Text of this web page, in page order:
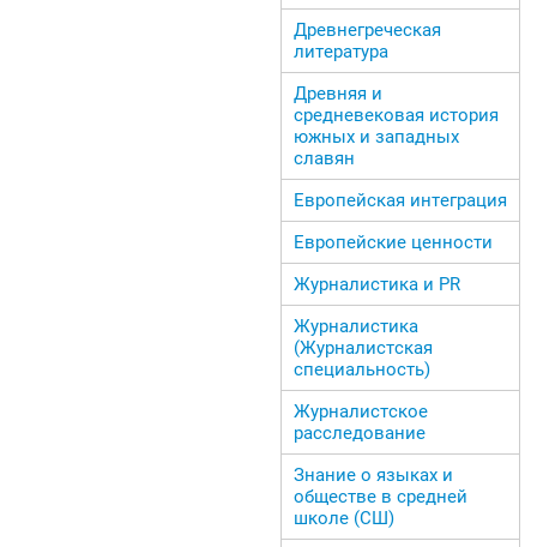
Древнегреческая
литература
Древняя и
средневековая история
южных и западных
славян
Европейская интеграция
Европейские ценности
Журналистика и PR
Журналистика
(Журналистская
специальность)
Журналистское
расследование
Знание о языках и
обществе в средней
школе (СШ)